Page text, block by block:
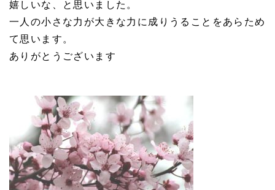
嬉しいな、と思いました。
一人の小さな力が大きな力に成りうることをあらため
て思います。
ありがとうございます